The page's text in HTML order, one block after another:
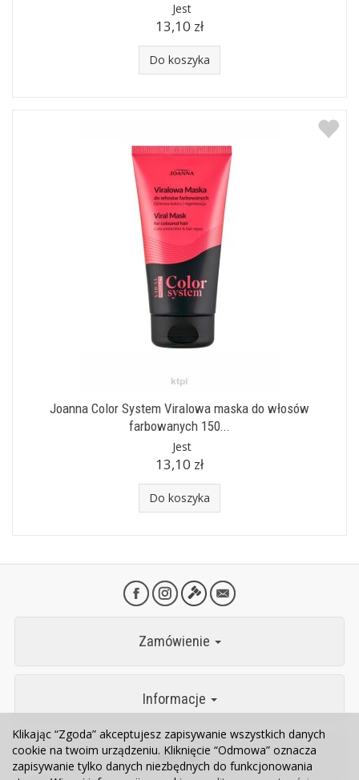
Jest
13,10 zł
Do koszyka
Joanna Color System Viralowa maska do włosów
farbowanych 150...
Jest
13,10 zł
Do koszyka
Zamówienie
Informacje
Kontakt
Klikając “Zgoda” akceptujesz zapisywanie wszystkich danych
cookie na twoim urządzeniu. Kliknięcie “Odmowa” oznacza
zapisywanie tylko danych niezbędnych do funkcjonowania